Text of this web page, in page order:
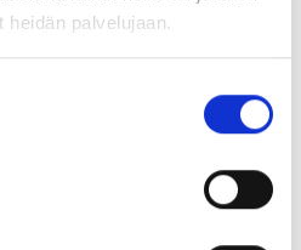
palvelujaan.
Sustonable, värilliset
kahvitarjoilua, olisi
tulostasi 28.1. mennessä
tai jaa kutsu eteenpäin